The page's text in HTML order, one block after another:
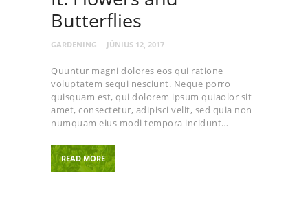
Butterflies
GARDENING JÚNIUS 12, 2017
Quuntur magni dolores eos qui ratione
voluptatem sequi nesciunt. Neque porro
quisquam est, qui dolorem ipsum quiaolor sit
amet, consectetur, adipisci velit, sed quia non
numquam eius modi tempora incidunt…
READ MORE